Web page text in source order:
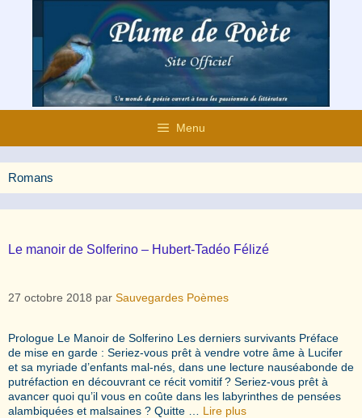
contenu
Menu
Romans
Le manoir de Solferino – Hubert-Tadéo Félizé
27 octobre 2018 par Sauvegardes Poèmes
Prologue Le Manoir de Solferino Les derniers survivants Préface
de mise en garde : Seriez-vous prêt à vendre votre âme à Lucifer
et sa myriade d’enfants mal-nés, dans une lecture nauséabonde de
putréfaction en découvrant ce récit vomitif ? Seriez-vous prêt à
avancer quoi qu’il vous en coûte dans les labyrinthes de pensées
alambiquées et malsaines ? Quitte … Lire plus